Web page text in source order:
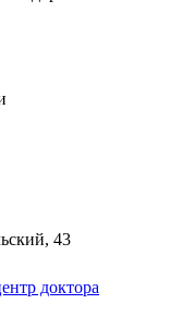
43
доктора